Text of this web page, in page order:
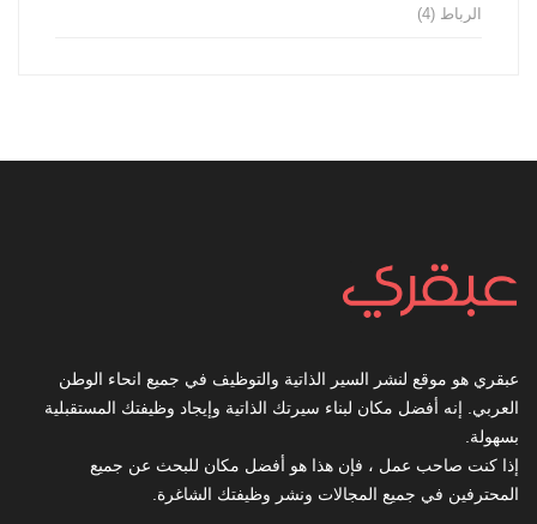
الرباط (4)
عبقري هو موقع لنشر السير الذاتية والتوظيف في جميع انحاء الوطن
العربي. إنه أفضل مكان لبناء سيرتك الذاتية وإيجاد وظيفتك المستقبلية
بسهولة.
إذا كنت صاحب عمل ، فإن هذا هو أفضل مكان للبحث عن جميع
المحترفين في جميع المجالات ونشر وظيفتك الشاغرة.